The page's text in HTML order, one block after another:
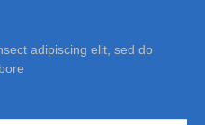
adipiscing elit, sed do